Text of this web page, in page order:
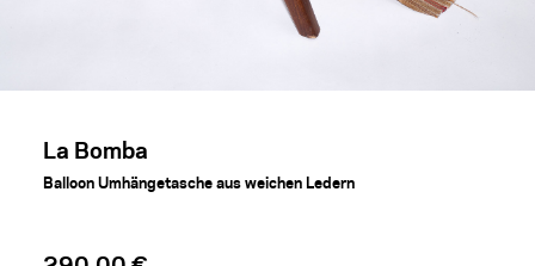
La Bomba
Balloon Umhängetasche aus weichen Ledern